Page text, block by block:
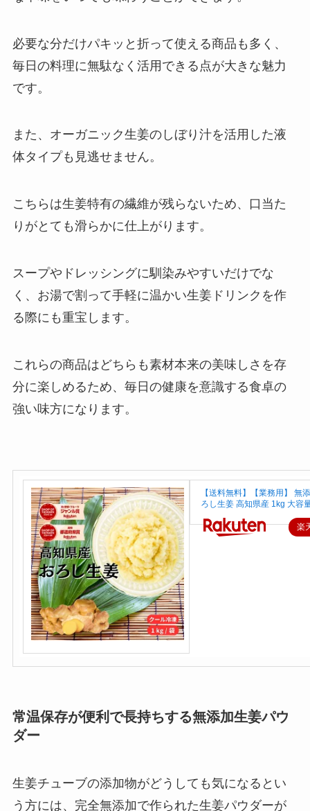
必要な分だけパキッと折って使える商品も多く、
毎日の料理に無駄なく活用できる点が大きな魅力
です。
また、オーガニック生姜のしぼり汁を活用した液
体タイプも見逃せません。
こちらは生姜特有の繊維が残らないため、口当た
りがとても滑らかに仕上がります。
スープやドレッシングに馴染みやすいだけでな
く、お湯で割って手軽に温かい生姜ドリンクを作
る際にも重宝します。
これらの商品はどちらも素材本来の美味しさを存
分に楽しめるため、毎日の健康を意識する食卓の
強い味方になります。
【送料無料】【業務用】 無
ろし生姜 高知県産 1kg 大容
楽
常温保存が便利で長持ちする無添加生姜パウ
ダー
生姜チューブの添加物がどうしても気になるとい
う方には、完全無添加で作られた生姜パウダーが